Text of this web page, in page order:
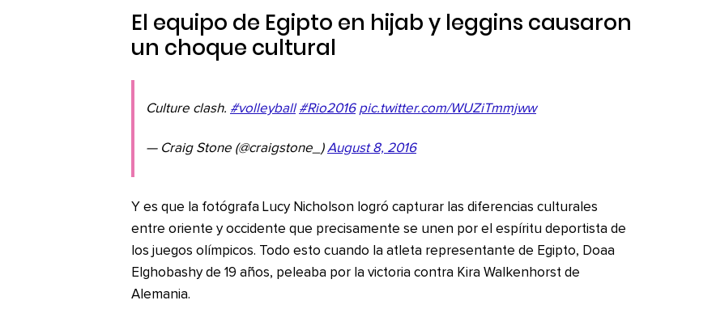
El equipo de Egipto en hijab y leggins causaron
un choque cultural
Culture clash. #volleyball #Rio2016 pic.twitter.com/WUZiTmmjww
— Craig Stone (@craigstone_)August 8, 2016
Y es que la fotógrafa Lucy Nicholson logró capturar las diferencias culturales
entre oriente y occidente que precisamente se unen por el espíritu deportista de
los juegos olímpicos. Todo esto cuando la atleta representante de Egipto, Doaa
Elghobashy de 19 años, peleaba por la victoria contra Kira Walkenhorst de
Alemania.